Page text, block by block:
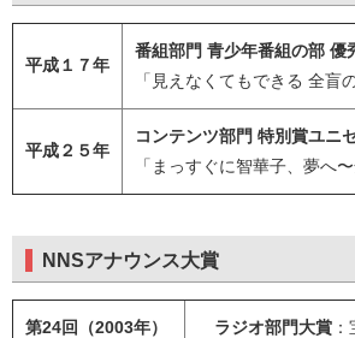
平成１７年
番組部門 青少年番組の部 優
「見えなくてもできる 全盲
平成２５年
コンテンツ部門 特別賞ユニ
「まっすぐに智華子、夢へ
NNSアナウンス大賞
第24回（2003年） ラジオ部門大賞